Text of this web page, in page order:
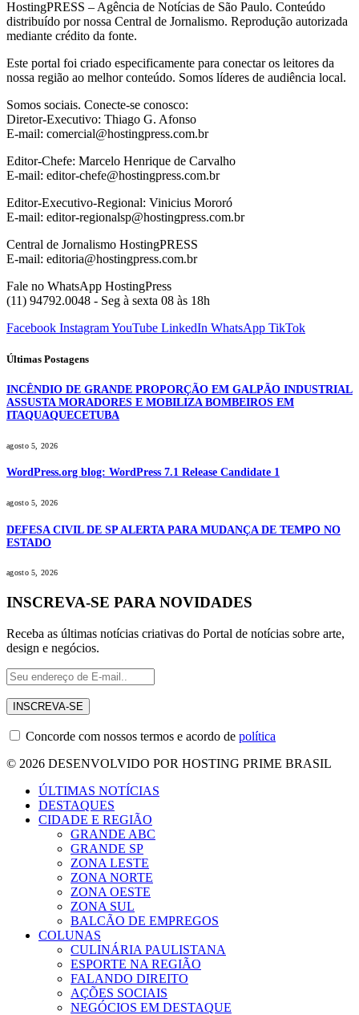
HostingPRESS – Agência de Notícias de São Paulo. Conteúdo
distribuído por nossa Central de Jornalismo. Reprodução autorizada
mediante crédito da fonte.
Este portal foi criado especificamente para conectar os leitores da
nossa região ao melhor conteúdo. Somos líderes de audiência local.
Somos sociais. Conecte-se conosco:
Diretor-Executivo: Thiago G. Afonso
E-mail: comercial@hostingpress.com.br
Editor-Chefe: Marcelo Henrique de Carvalho
E-mail: editor-chefe@hostingpress.com.br
Editor-Executivo-Regional: Vinicius Mororó
E-mail: editor-regionalsp@hostingpress.com.br
Central de Jornalismo HostingPRESS
E-mail: editoria@hostingpress.com.br
Fale no WhatsApp HostingPress
(11) 94792.0048 - Seg à sexta 08 às 18h
Facebook InstagramYouTube LinkedIn WhatsApp TikTok
Últimas Postagens
INCÊNDIO DE GRANDE PROPORÇÃO EM GALPÃO INDUSTRIAL
ASSUSTA MORADORES E MOBILIZA BOMBEIROS EM
ITAQUAQUECETUBA
agosto 5, 2026
WordPress.org blog: WordPress 7.1 Release Candidate 1
agosto 5, 2026
DEFESA CIVIL DE SP ALERTA PARA MUDANÇA DE TEMPO NO
ESTADO
agosto 5, 2026
INSCREVA-SE PARA NOVIDADES
Receba as últimas notícias criativas do Portal de notícias sobre arte,
design e negócios.
Concorde com nossos termos e acordo de política
© 2026 DESENVOLVIDO POR HOSTING PRIME BRASIL
ÚLTIMAS NOTÍCIAS
DESTAQUES
CIDADE E REGIÃO
GRANDE ABC
GRANDE SP
ZONA LESTE
ZONA NORTE
ZONA OESTE
ZONA SUL
BALCÃO DE EMPREGOS
COLUNAS
CULINÁRIA PAULISTANA
ESPORTE NA REGIÃO
FALANDO DIREITO
AÇÕES SOCIAIS
NEGÓCIOS EM DESTAQUE